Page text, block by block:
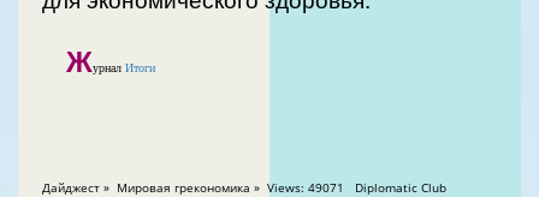
Журнал Итоги
Дайджест » Мировая грекономика » Views: 49071 Diplomatic Club